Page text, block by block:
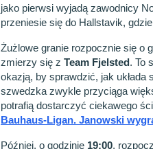
jako pierwsi wyjadą zawodnicy
przeniesie się do Hallstavik,
Żużlowe granie rozpocznie się o
zmierzy się z Team Fjelsted. To
okazją, by sprawdzić, jak układa
szwedzka zwykle przyciąga
potrafią dostarczyć ciekawego
Bauhaus-Ligan. Janowski
Później, o godzinie 19:00,